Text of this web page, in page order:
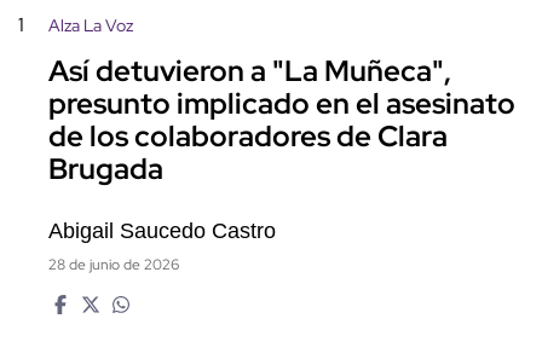
1 Alza La Voz
Así detuvieron a "La Muñeca",
presunto implicado en el asesinato
de los colaboradores de Clara
Brugada
Abigail Saucedo Castro
28 de junio de 2026